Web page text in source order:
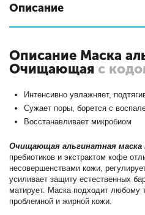
Описание
Описание Маска
Очищающая с
Интенсивно увлажняет,
Сужает поры, борется с
Восстанавливает микробиом
Очищающая альгинатная маска
пребиотиков и экстрактом кофе
несовершенствами кожи,
усиливает защиту естественных
матирует. Маска подходит любому
проблемной и жирной кожи.